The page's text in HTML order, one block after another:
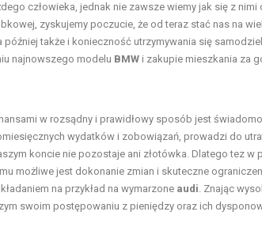
człowieka, jednak nie zawsze wiemy jak się z
zyskujemy poczucie, że od teraz stać nas na
później także i konieczność utrzymywania się
najnowszego modelu BMW i zakupie mieszkania za
w rozsądny i prawidłowy sposób jest
wydatków i zobowiązań, prowadzi do
koncie nie pozostaje ani złotówka. Dlatego tez
możliwe jest dokonanie zmian i skuteczne
na przykład na wymarzone audi. Znając
swoim postępowaniu z pieniędzy oraz ich